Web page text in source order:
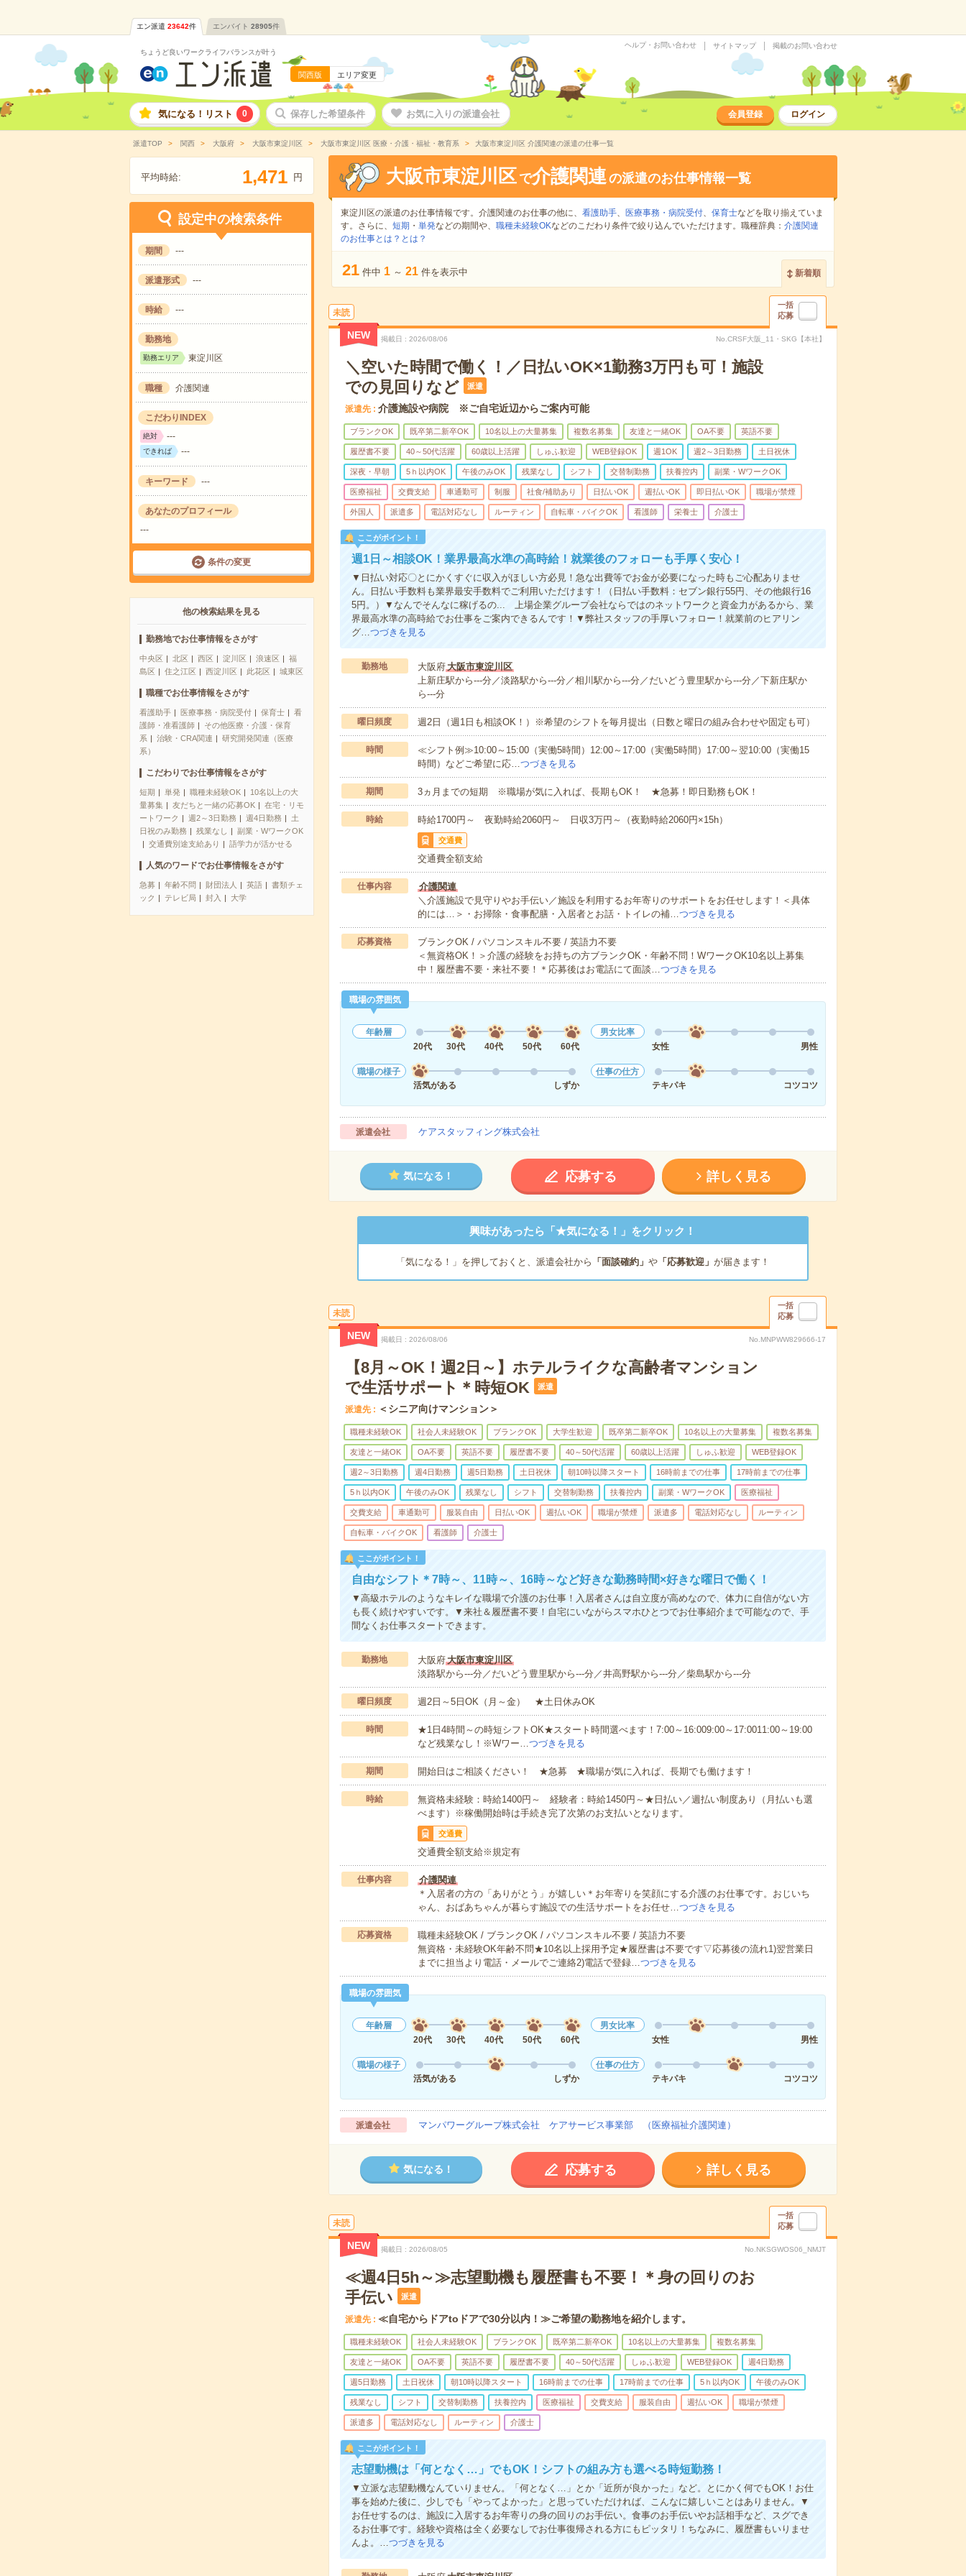
エン派遣 23642件 エンバイト 28905件
ちょうど良いワークライフバランスが叶う
関西版 エリア変更
ヘルプ・お問い合わせ サイトマップ 掲載のお問い合わせ
気になる！リスト 0 保存した希望条件 お気に入りの派遣会社 会員登録 ログイン
派遣TOP 関西 大阪府 大阪市東淀川区 大阪市東淀川区 医療・介護・福祉・教育系 大阪市東淀川区 介護関連の派遣の仕事一覧
平均時給: 1,471 円
設定中の検索条件
期間 ---
派遣形式 ---
時給 ---
勤務地
勤務エリア 東淀川区
職種 介護関連
こだわりINDEX
絶対 ---
できれば ---
キーワード ---
あなたのプロフィール
---
条件の変更
他の検索結果を見る
勤務地でお仕事情報をさがす
中央区 北区 西区 淀川区 浪速区
福
島区
住之江区 西淀川区 此花区 城東区
職種でお仕事情報をさがす
看護助手 医療事務・病院受付 保育士
看
護師・准看護師
その他医療・介護・保育
系
治験・CRA関連
研究開発関連（医療
系）
こだわりでお仕事情報をさがす
短期 単発 職種未経験OK
10名以上の大
量募集
友だちと一緒の応募OK
在宅・リモ
ートワーク
週2～3日勤務 週4日勤務
土
日祝のみ勤務
残業なし
副業・WワークOK
交通費別途支給あり
語学力が活かせる
人気のワードでお仕事情報をさがす
急募 年齢不問 財団法人 英語
書類チェ
ック
テレビ局 封入 大学
大阪市東淀川区 で介護関連の派遣のお仕事情報一覧
東淀川区の派遣のお仕事情報です。介護関連のお仕事の他に、 看護助手、 医療事務・病院受付、 保育士などを取り揃えていま
す。さらに、 短期 ・ 単発などの期間や、 職種未経験OKなどのこだわり条件で絞り込んでいただけます。職種辞典： 介護関連
のお仕事とは？とは？
21 件中 1 ～ 21 件を表示中 新着順
未読
一括
応募
NEW 掲載日 2026/08/06 No.CRSF大阪_11・SKG【本社】
＼空いた時間で働く！／日払いOK×1勤務3万円も可！施設
での見回りなど
派遣
派遣先 介護施設や病院 ※ご自宅近辺からご案内可能
ブランクOK 既卒第二新卒OK 10名以上の大量募集 複数名募集 友達と一緒OK OA不要 英語不要
履歴書不要 40～50代活躍 60歳以上活躍 しゅふ歓迎 WEB登録OK 週1OK 週2～3日勤務 土日祝休
深夜・早朝 5ｈ以内OK 午後のみOK 残業なし シフト 交替制勤務 扶養控内 副業・WワークOK
医療福祉 交費支給 車通勤可 制服 社食/補助あり 日払いOK 週払いOK 即日払いOK 職場が禁煙
外国人 派遣多 電話対応なし ルーティン 自転車・バイクOK 看護師 栄養士 介護士
ここがポイント！
週1日～相談OK！業界最高水準の高時給！就業後のフォローも手厚く安心！
▼日払い対応〇とにかくすぐに収入がほしい方必見！急な出費等でお金が必要になった時もご心配ありませ
ん。日払い手数料も業界最安手数料でご利用いただけます！（日払い手数料：セブン銀行55円、その他銀行16
5円。）▼なんでそんなに稼げるの... 上場企業グループ会社ならではのネットワークと資金力があるから、業
界最高水準の高時給でお仕事をご案内できるんです！▼弊社スタッフの手厚いフォロー！就業前のヒアリン
グ…つづきを見る
勤務地 大阪府大阪市東淀川区
上新庄駅から---分／淡路駅から---分／相川駅から---分／だいどう豊里駅から---分／下新庄駅か
ら---分
曜日頻度 週2日（週1日も相談OK！）※希望のシフトを毎月提出（日数と曜日の組み合わせや固定も可）
時間
≪シフト例≫10:00～15:00（実働5時間）12:00～17:00（実働5時間）17:00～翌10:00（実働15
時間）などご希望に応…つづきを見る
期間 3ヵ月までの短期 ※職場が気に入れば、長期もOK！ ★急募！即日勤務もOK！
時給 時給1700円～ 夜勤時給2060円～ 日収3万円～（夜勤時給2060円×15h）
交通費
交通費全額支給
仕事内容
介護関連
＼介護施設で見守りやお手伝い／施設を利用するお年寄りのサポートをお任せします！＜具体
的には…＞・お掃除・食事配膳・入居者とお話・トイレの補…つづきを見る
応募資格
ブランクOK / パソコンスキル不要 / 英語力不要
＜無資格OK！＞介護の経験をお持ちの方ブランクOK・年齢不問！WワークOK10名以上募集
中！履歴書不要・来社不要！＊応募後はお電話にて面談…つづきを見る
職場の雰囲気
年齢層
20代
30代 40代 50代 60代
男女比率
女性
男性
職場の様子
活気がある
しずか
仕事の仕方
テキパキ
コツコツ
派遣会社 ケアスタッフィング株式会社
気になる！ 応募する 詳しく見る
興味があったら「★気になる！」をクリック！
「気になる！」を押しておくと、派遣会社から 「面談確約」 や「応募歓迎」 が届きます！
未読
一括
応募
NEW 掲載日 2026/08/06 No.MNPWW829666-17
【8月～OK！週2日～】ホテルライクな高齢者マンション
で生活サポート＊時短OK
派遣
派遣先 ＜シニア向けマンション＞
職種未経験OK 社会人未経験OK ブランクOK 大学生歓迎 既卒第二新卒OK 10名以上の大量募集 複数名募集
友達と一緒OK OA不要 英語不要 履歴書不要 40～50代活躍 60歳以上活躍 しゅふ歓迎 WEB登録OK
週2～3日勤務 週4日勤務 週5日勤務 土日祝休 朝10時以降スタート 16時前までの仕事 17時前までの仕事
5ｈ以内OK 午後のみOK 残業なし シフト 交替制勤務 扶養控内 副業・WワークOK 医療福祉
交費支給 車通勤可 服装自由 日払いOK 週払いOK 職場が禁煙 派遣多 電話対応なし ルーティン
自転車・バイクOK 看護師 介護士
ここがポイント！
自由なシフト＊7時～、11時～、16時～など好きな勤務時間×好きな曜日で働く！
▼高級ホテルのようなキレイな職場で介護のお仕事！入居者さんは自立度が高めなので、体力に自信がない方
も長く続けやすいです。▼来社＆履歴書不要！自宅にいながらスマホひとつでお仕事紹介まで可能なので、手
間なくお仕事スタートできます。
勤務地 大阪府大阪市東淀川区
淡路駅から---分／だいどう豊里駅から---分／井高野駅から---分／柴島駅から---分
曜日頻度 週2日～5日OK（月～金） ★土日休みOK
時間
★1日4時間～の時短シフトOK★スタート時間選べます！7:00～16:009:00～17:0011:00～19:00
など残業なし！※Wワー…つづきを見る
期間 開始日はご相談ください！ ★急募 ★職場が気に入れば、長期でも働けます！
時給
無資格未経験：時給1400円～ 経験者：時給1450円～★日払い／週払い制度あり（月払いも選
べます）※稼働開始時は手続き完了次第のお支払いとなります。
交通費
交通費全額支給※規定有
仕事内容
介護関連
＊入居者の方の「ありがとう」が嬉しい＊お年寄りを笑顔にする介護のお仕事です。おじいち
ゃん、おばあちゃんが暮らす施設での生活サポートをお任せ…つづきを見る
応募資格
職種未経験OK / ブランクOK / パソコンスキル不要 / 英語力不要
無資格・未経験OK年齢不問★10名以上採用予定★履歴書は不要です▽応募後の流れ1)翌営業日
までに担当より電話・メールでご連絡2)電話で登録…つづきを見る
職場の雰囲気
年齢層
20代
30代 40代 50代 60代
男女比率
女性
男性
職場の様子
活気がある
しずか
仕事の仕方
テキパキ
コツコツ
派遣会社 マンパワーグループ株式会社 ケアサービス事業部 （医療福祉介護関連）
気になる！ 応募する 詳しく見る
未読
一括
応募
NEW 掲載日 2026/08/05 No.NKSGWOS06_NMJT
≪週4日5h～≫志望動機も履歴書も不要！＊身の回りのお
手伝い
派遣
派遣先 ≪自宅からドアtoドアで30分以内！≫ご希望の勤務地を紹介します。
職種未経験OK 社会人未経験OK ブランクOK 既卒第二新卒OK 10名以上の大量募集 複数名募集
友達と一緒OK OA不要 英語不要 履歴書不要 40～50代活躍 しゅふ歓迎 WEB登録OK 週4日勤務
週5日勤務 土日祝休 朝10時以降スタート 16時前までの仕事 17時前までの仕事 5ｈ以内OK 午後のみOK
残業なし シフト 交替制勤務 扶養控内 医療福祉 交費支給 服装自由 週払いOK 職場が禁煙
派遣多 電話対応なし ルーティン 介護士
ここがポイント！
志望動機は「何となく…」でもOK！シフトの組み方も選べる時短勤務！
▼立派な志望動機なんていりません。「何となく…」とか「近所が良かった」など。とにかく何でもOK！お仕
事を始めた後に、少しでも「やってよかった」と思っていただければ、こんなに嬉しいことはありません。▼
お任せするのは、施設に入居するお年寄りの身の回りのお手伝い。食事のお手伝いやお話相手など、スグでき
るお仕事です。経験や資格は全く必要なしでお仕事復帰される方にもピッタリ！ちなみに、履歴書もいりませ
んよ。…つづきを見る